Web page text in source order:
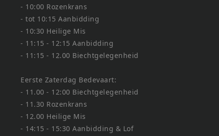
- 10:00 Rozenkrans
- tot 10:15 Aanbidding
- 10:30 Heilige Mis
- 11:15 - 12:15 Aanbidding
- 11:15 - 12.00 Biechtgelegenheid
Eerste Zaterdag Bedevaart:
- 11.00 - 12:00 Biechtgelegenheid
- 11.30 Rozenkrans
- 12.00 Heilige Mis
- 14:15 - 15:30 Aanbidding & Lof